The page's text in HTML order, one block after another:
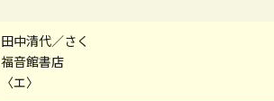
田中清代／さく
福音館書店
〈エ〉